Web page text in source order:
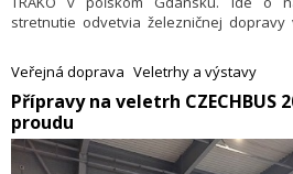
stretnutie odvetvia železničnej
je to najsilnejšia ekonomika krajín
zásadným spôsobom postarala o
železničnej sieti. Navyše, odborné
ako ideálny priestor na vedenie
inšpirovanie sa,“ povedal Ľubomír Loy,
LOGISTICS.
Veřejná doprava Veletrhy a výstavy
​Přípravy na veletrh CZECHBUS
proudu